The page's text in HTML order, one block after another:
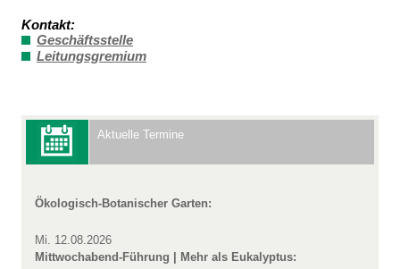
Kontakt:
Geschäftsstelle
Leitungsgremium
Aktuelle Termine
Ökologisch-Botanischer Garten:
Mi. 12.08.2026
Mittwochabend-Führung | Mehr als Eukalyptus: